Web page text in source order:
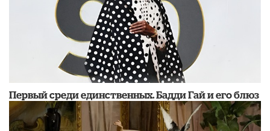
Первый среди единственных. Бадди Гай и его блюз